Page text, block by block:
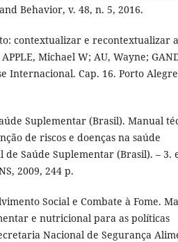
Behavior, v. 48, n. 5, 2016.
contextualizar e recontextualizar a
Michael W; AU, Wayne;
Internacional. Cap. 16. Porto
Suplementar (Brasil). Manual
de riscos e doenças na saúde
Saúde Suplementar (Brasil). – 3.
2009, 244 p.
Social e Combate à Fome.
e nutricional para as políticas
Nacional de Segurança